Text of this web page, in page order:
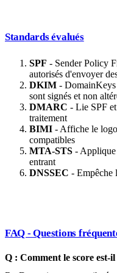
Standards évalués
SPF - Sender Policy
autorisés d'envoyer
DKIM -
sont signés et non
DMARC - Lie SPF
traitement
BIMI - Affiche le
compatibles
MTA-STS -
entrant
DNSSEC - Empêche
FAQ - Questions
Q : Comment le score est-il